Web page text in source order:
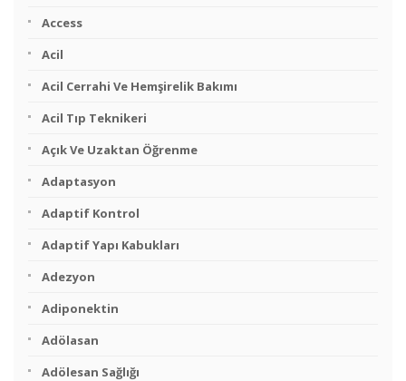
Access
Acil
Acil Cerrahi Ve Hemşirelik Bakımı
Acil Tıp Teknikeri
Açık Ve Uzaktan Öğrenme
Adaptasyon
Adaptif Kontrol
Adaptif Yapı Kabukları
Adezyon
Adiponektin
Adölasan
Adölesan Sağlığı